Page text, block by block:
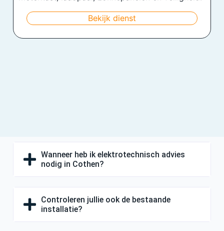
Bekijk dienst
Wanneer heb ik elektrotechnisch advies
nodig in Cothen?
Controleren jullie ook de bestaande
installatie?